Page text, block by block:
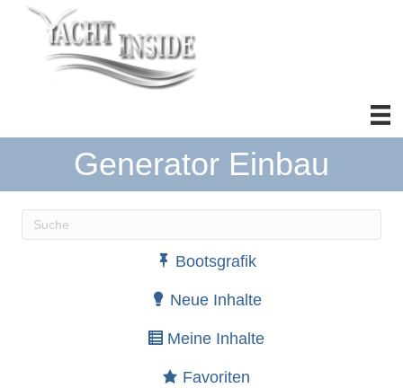
Generator Einbau
Wenn die Ergebnisse der automatischen
Bootsgrafik
Neue Inhalte
Meine Inhalte
Favoriten